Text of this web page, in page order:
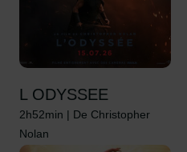
L ODYSSEE
2h52min | De Christopher
Nolan